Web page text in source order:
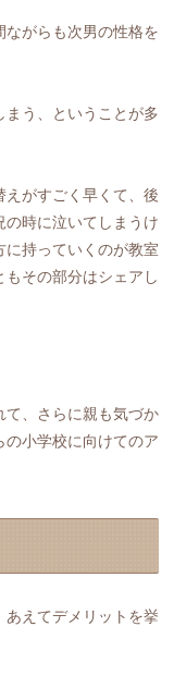
がらも次男の性格を
う、ということが多
えがすごく早くて、後
時に泣いてしまうけ
に持っていくのが教室
その部分はシェアし
て、さらに親も気づか
小学校に向けてのア
えてデメリットを挙